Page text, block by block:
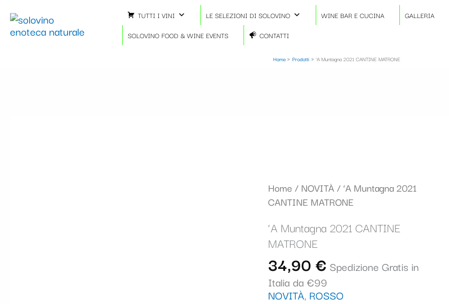
contenuto
TUTTI I VINI LE SELEZIONI DI SOLOVINO WINE BAR E CUCINA
GALLERIA
SOLOVINO FOOD & WINE EVENTS
CONTATTI
Home Prodotti ‘A Muntagna 2021 CANTINE MATRONE
Home / NOVITÀ/ ‘A Muntagna 2021
CANTINE MATRONE
‘A Muntagna 2021 CANTINE
MATRONE
34,90 € Spedizione Gratis in
Italia da €99
NOVITÀ, ROSSO